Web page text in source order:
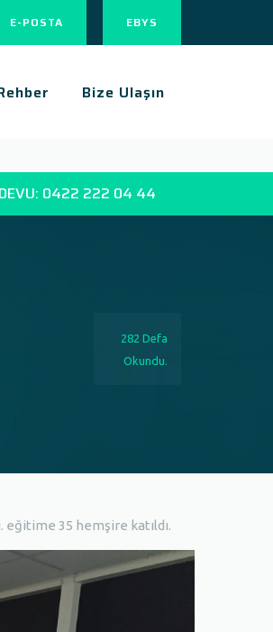
E-POSTA EBYS
Bize Ulaşın
0422 222 04 44
282 Defa
Okundu.
35 hemşire katıldı.